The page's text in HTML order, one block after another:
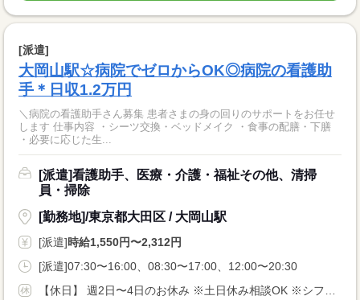
[派遣]
大岡山駅☆病院でゼロからOK◎病院の看護助
手＊日収1.2万円
＼病院の看護助手さん募集 患者さまの身の回りのサポートをお任せ
します 仕事内容 ・シーツ交換・ベッドメイク ・食事の配膳・下膳
・必要に応じた生...
[派遣]看護助手、医療・介護・福祉その他、清掃
員・掃除
[勤務地]/東京都大田区 / 大岡山駅
[派遣]時給1,550円〜2,312円
[派遣]07:30〜16:00、08:30〜17:00、12:00〜20:30